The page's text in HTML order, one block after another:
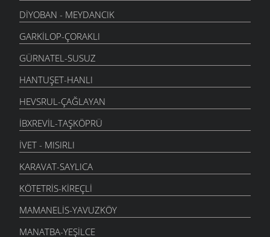
DIYOBAN - MEYDANCIK
GARKILOP-ÇORAKLI
GÜRNATEL-SUSUZ
HANTUŞET-HANLI
HEVSRUL-ÇAĞLAYAN
İBXREVIL-TAŞKÖPRÜ
İVET - MISIRLI
KARAVAT-SAYLICA
KÖTETRIS-KIREÇLI
MAMANELIS-YAVUZKÖY
MANATBA-YEŞILCE